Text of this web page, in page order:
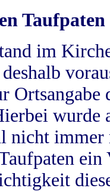
Taufpaten
im
wurde
nicht